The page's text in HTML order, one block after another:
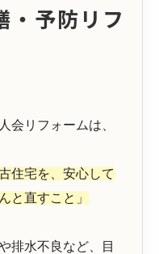
・予防リフ
会リフォームは、
住宅を、安心して
と直すこと」
排水不良など、目